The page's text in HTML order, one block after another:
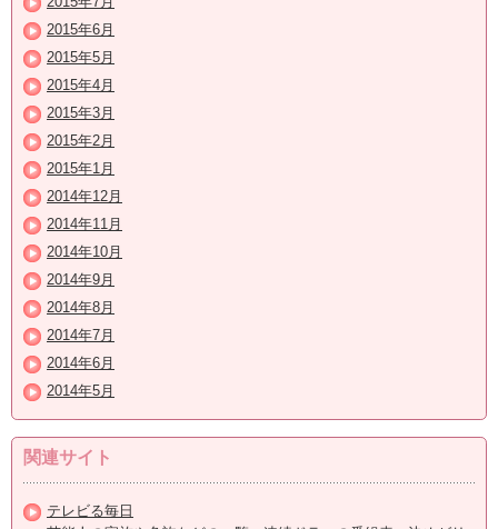
2015年6月
2015年5月
2015年4月
2015年3月
2015年2月
2015年1月
2014年12月
2014年11月
2014年10月
2014年9月
2014年8月
2014年7月
2014年6月
2014年5月
関連サイト
テレビる毎日